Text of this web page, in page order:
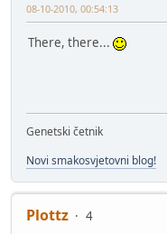
08-10-2010, 00:54:13
There, there...
Genetski četnik
Novi smakosvjetovni blog!
Plottz
4